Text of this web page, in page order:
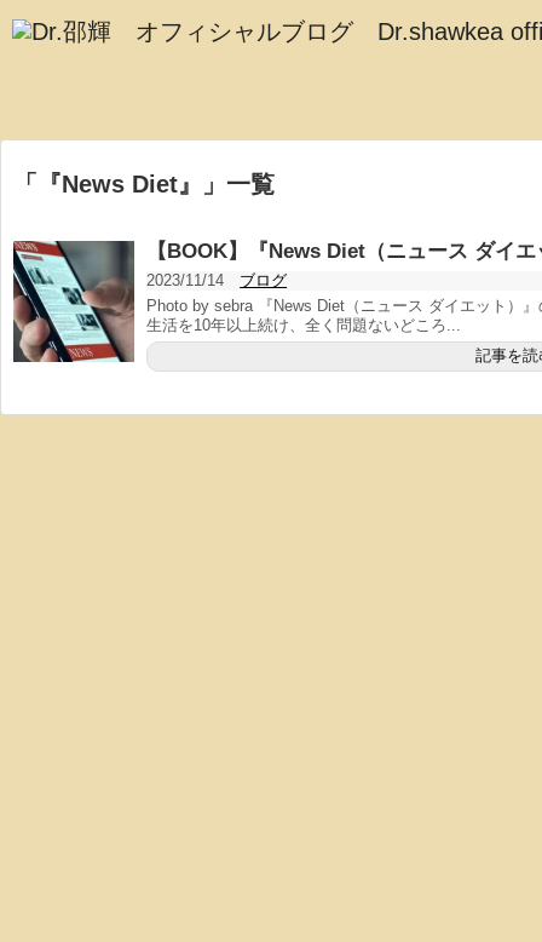
「 『News Diet』 」 一覧
【BOOK】『News Diet（ニュース ダイ
2023/11/14
ブログ
Photo by sebra 『News Diet（ニュース ダイエット）
生活を10年以上続け、全く問題ないどころ...
記事を読